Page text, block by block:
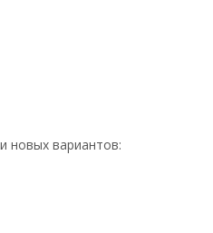
новых вариантов: